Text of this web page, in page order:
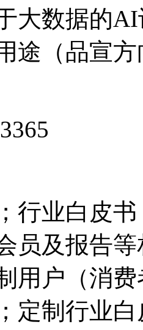
大数据的
途（品宣
行业白皮
员及报告
用户（消
定制行业